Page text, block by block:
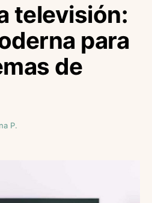
televisión:
para
de
P.